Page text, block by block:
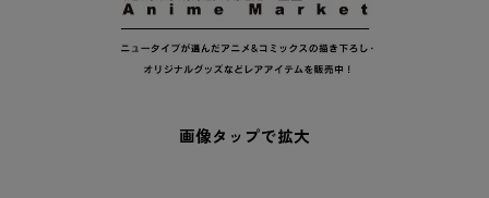
画像タップで拡大